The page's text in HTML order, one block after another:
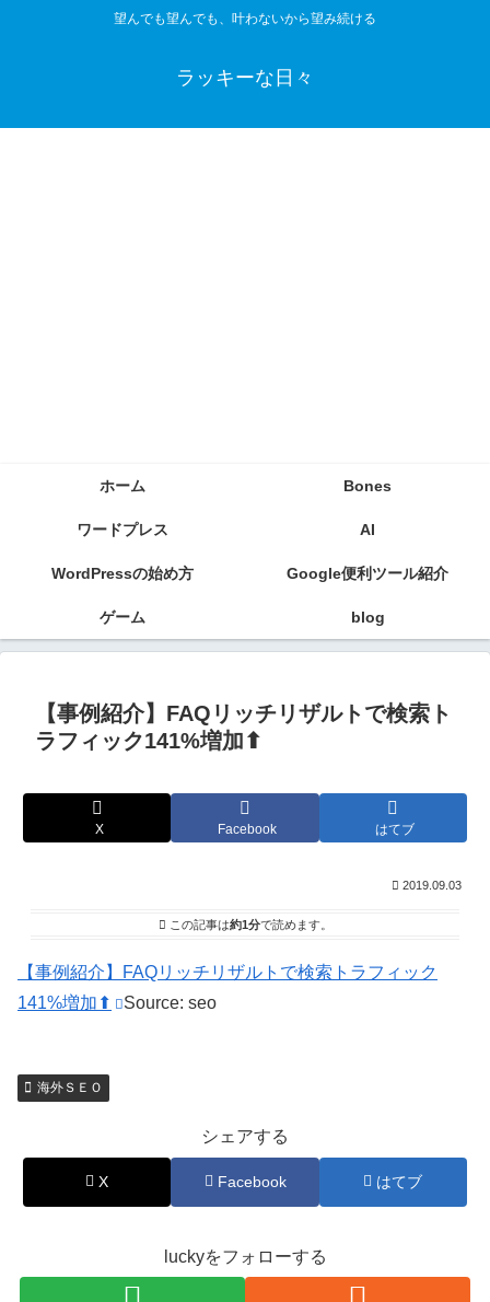
望んでも望んでも、叶わないから望み続ける
ラッキーな日々
ホーム Bones
ワードプレス AI
WordPressの始め方 Google便利ツール紹介
ゲーム blog
【事例紹介】FAQリッチリザルトで検索ト
ラフィック141%増加⬆
X Facebook はてブ
2019.09.03
この記事は約1分で読めます。
【事例紹介】FAQリッチリザルトで検索トラフィック
141%増加⬆
Source: seo
海外ＳＥＯ
シェアする
X Facebook はてブ
luckyをフォローする